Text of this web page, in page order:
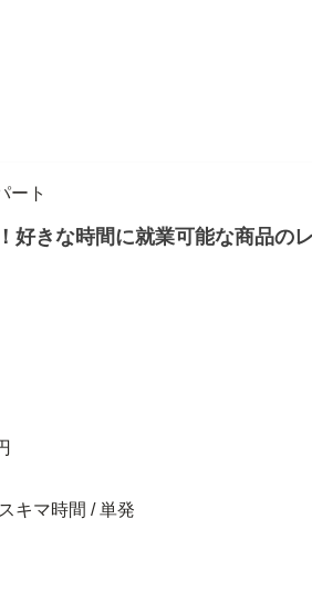
ート
好きな時間に就業可能な商品の
キマ時間 / 単発